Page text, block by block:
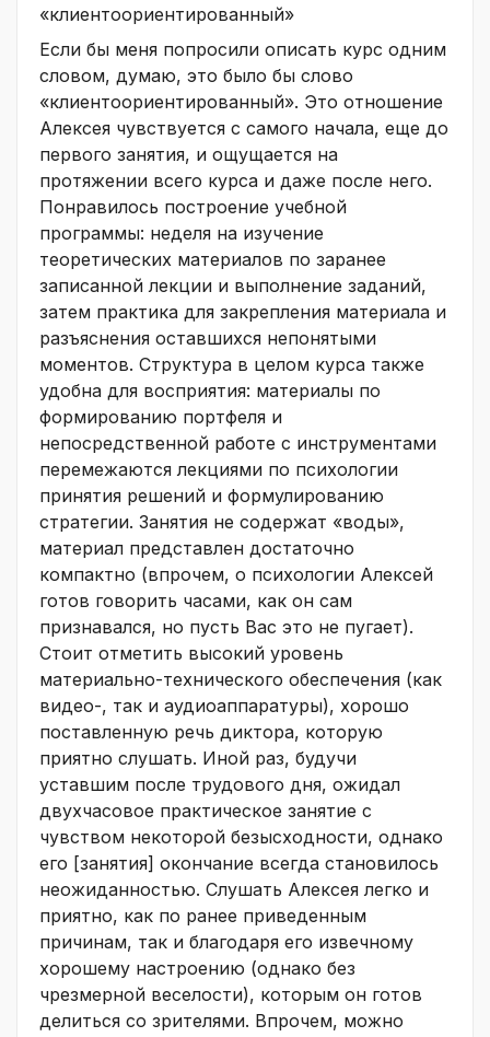
«клиентоориентированный»
Если бы меня попросили описать курс одним
словом, думаю, это было бы слово
«клиентоориентированный». Это отношение
Алексея чувствуется с самого начала, еще до
первого занятия, и ощущается на
протяжении всего курса и даже после него.
Понравилось построение учебной
программы: неделя на изучение
теоретических материалов по заранее
записанной лекции и выполнение заданий,
затем практика для закрепления материала и
разъяснения оставшихся непонятыми
моментов. Структура в целом курса также
удобна для восприятия: материалы по
формированию портфеля и
непосредственной работе с инструментами
перемежаются лекциями по психологии
принятия решений и формулированию
стратегии. Занятия не содержат «воды»,
материал представлен достаточно
компактно (впрочем, о психологии Алексей
готов говорить часами, как он сам
признавался, но пусть Вас это не пугает).
Стоит отметить высокий уровень
материально-технического обеспечения (как
видео-, так и аудиоаппаратуры), хорошо
поставленную речь диктора, которую
приятно слушать. Иной раз, будучи
уставшим после трудового дня, ожидал
двухчасовое практическое занятие с
чувством некоторой безысходности, однако
его [занятия] окончание всегда становилось
неожиданностью. Слушать Алексея легко и
приятно, как по ранее приведенным
причинам, так и благодаря его извечному
хорошему настроению (однако без
чрезмерной веселости), которым он готов
делиться со зрителями. Впрочем, можно